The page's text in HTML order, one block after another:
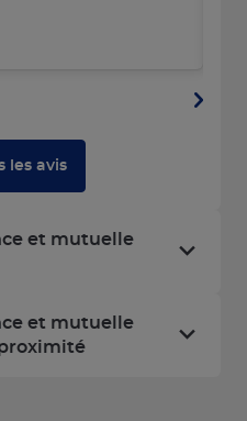
les avis
et mutuelle
et mutuelle